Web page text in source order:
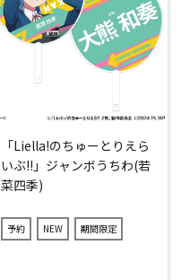
「Liella!のちゅーとりえら
いぶ!!」ジャンボうちわ(若
菜四季)
予約 NEW 期間限定